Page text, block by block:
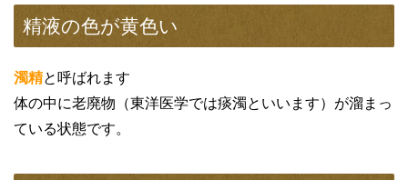
精液の色が黄色い
濁精と呼ばれます
体の中に老廃物（東洋医学では痰濁といいます）が溜まっ
ている状態です。